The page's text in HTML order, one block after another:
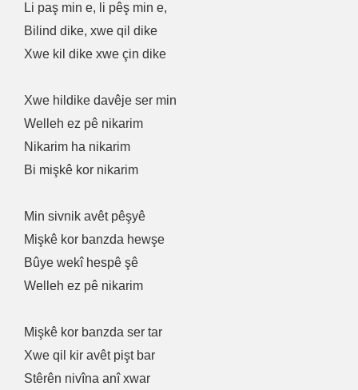
Li paş min e, li pêş min e,
Bilind dike, xwe qil dike
Xwe kil dike xwe çin dike
Xwe hildike davêje ser min
Welleh ez pê nikarim
Nikarim ha nikarim
Bi mişkê kor nikarim
Min sivnik avêt pêşyê
Mişkê kor banzda hewşe
Bûye wekî hespê şê
Welleh ez pê nikarim
Mişkê kor banzda ser tar
Xwe qil kir avêt pişt bar
Stêrên nivîna anî xwar